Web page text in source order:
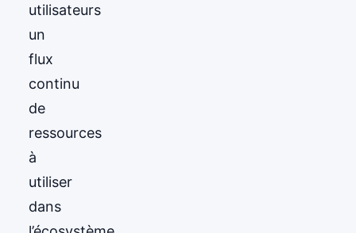
utilisateurs
un
flux
continu
de
ressources
à
utiliser
dans